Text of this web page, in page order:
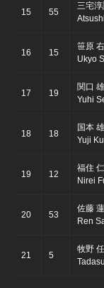
15 55
三宅淳
16 15
笹原
Ukyo
17 19
関口
Yuhi
18 18
国本
Yuji
19 12
福住
Nirei
20 53
佐藤 蓮
Ren
21 5
牧野